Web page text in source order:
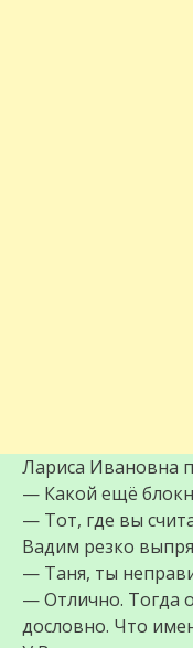
Лариса Ивановна
— Какой ещё
— Тот, где вы
Вадим резко
— Таня, ты
— Отлично. Тогда
дословно. Что